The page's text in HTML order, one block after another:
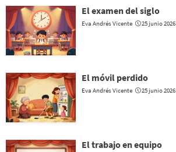
El examen del siglo
Eva Andrés Vicente 25 junio 2026
El móvil perdido
Eva Andrés Vicente 25 junio 2026
El trabajo en equipo